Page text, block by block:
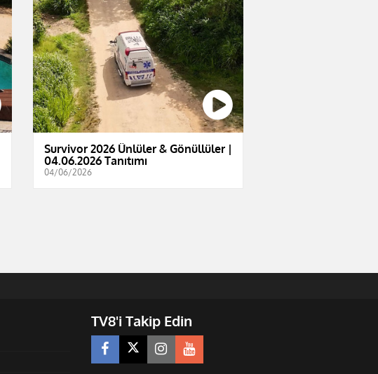
Survivor 2026 Ünlüler & Gönüllüler |
04.06.2026 Tanıtımı
04/06/2026
TV8'i Takip Edin